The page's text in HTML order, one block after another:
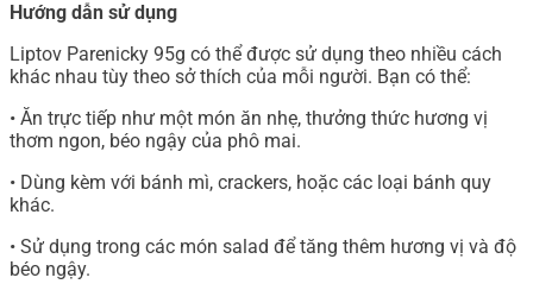
Hướng dẫn sử dụng
Liptov Parenicky 95g có thể được sử dụng theo nhiều cách
khác nhau tùy theo sở thích của mỗi người. Bạn có thể:
• Ăn trực tiếp như một món ăn nhẹ, thưởng thức hương vị
thơm ngon, béo ngậy của phô mai.
• Dùng kèm với bánh mì, crackers, hoặc các loại bánh quy
khác.
• Sử dụng trong các món salad để tăng thêm hương vị và độ
béo ngậy.